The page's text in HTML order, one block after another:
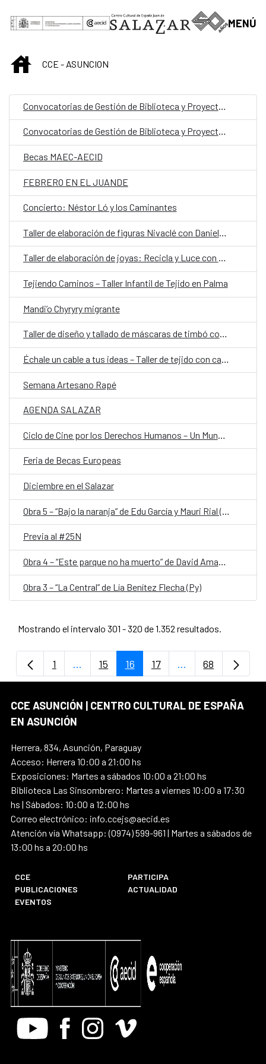
Saltar al contenido principal
MENÚ
INICIOCCE - ASUNCION
Convocatorias de Gestión de Biblioteca y Proyectos Culturales
Becas MAEC-AECID
FEBRERO EN EL JUANDE
Concierto: Néstor Ló y los Caminantes
Taller de elaboración de figuras Nivaclé con Daniela Benítez
Taller de elaboración de joyas: Recicla y Luce con Cateura Accesorios
Tejiendo Caminos – Taller Infantil de Tejido en Palma
Mandi’o Chyryry migrante
Taller de diseño y tallado de máscaras de timbó con Néstor Portillo y Lucas We
Échale un cable a tus ideas – Taller de tejido con cable
Semana Artesano Rapé
AGENDA SALAZAR
Ciclo de Cine por los Derechos Humanos – Un Mundo en Movimiento
Feria de Becas Europeas
Diciembre en el Salazar
Previa al #25N
Obra 4 – “Este parque no ha muerto” de David Amado (Py)
Obra 3 – “La Central” de Lía Benítez Flecha (Py)
Mostrando el intervalo 301 - 320 de 1.352 resultados.
Página
1 ...Páginas intermedias Use TAB para
Página
15 Página
16 Página
17 ...PáginasPágina
68
CCE ASUNCIÓN | CENTRO CULTURAL DE ESPAÑA
EN ASUNCIÓN
Herrera, 834, Asunción, Paraguay
Acceso: Herrera 10:00 a 21:00 hs
Exposiciones: Martes a sábados 10:00 a 21:00 hs
Biblioteca Las Sinsombrero: Martes a viernes 10:00 a 17:30
hs | Sábados: 10:00 a 12:00 hs
Correo electrónico: info.ccejs@aecid.es
Atención vía Whatsapp: (0974) 599-961 | Martes a sábados de
13:00 hs a 20:00 hs
CCE
PARTICIPA
PUBLICACIONES
ACTUALIDAD
EVENTOS
Youtube FacebookInstagram
Vimeo